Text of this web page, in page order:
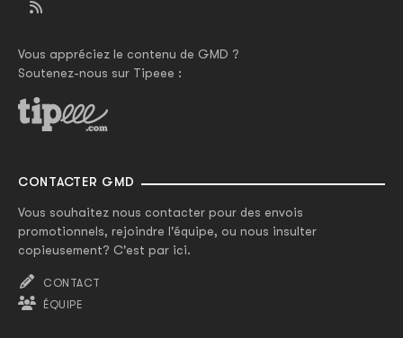
Vous appréciez le contenu de GMD ?
Soutenez-nous sur Tipeee :
CONTACTER GMD
Vous souhaitez nous contacter pour des envois
promotionnels, rejoindre l'équipe, ou nous insulter
copieusement? C'est par ici.
CONTACT
ÉQUIPE